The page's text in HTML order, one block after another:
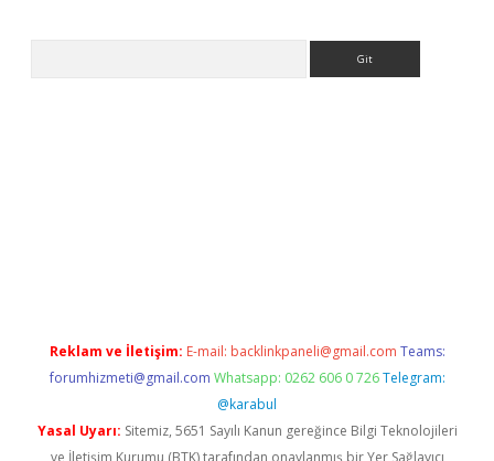
Reklam ve İletişim: E-mail: backlinkpaneli@gmail.com Teams:
forumhizmeti@gmail.com Whatsapp: 0262 606 0 726 Telegram:
@karabul
Yasal Uyarı: Sitemiz, 5651 Sayılı Kanun gereğince Bilgi Teknolojileri
ve İletişim Kurumu (BTK) tarafından onaylanmış bir Yer Sağlayıcı